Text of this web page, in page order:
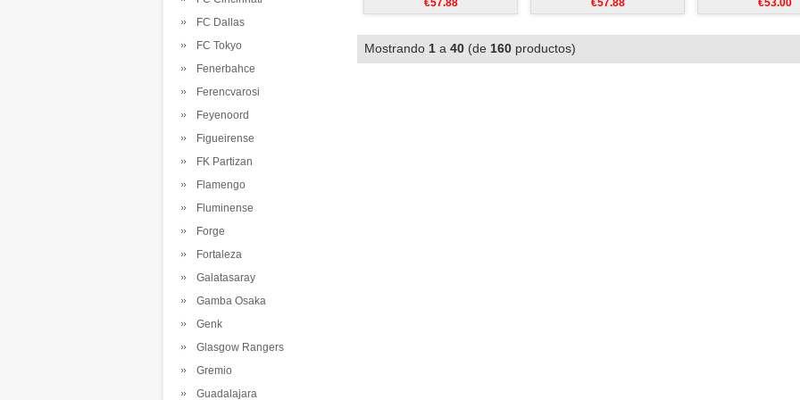
FC Dallas
FC Tokyo
Fenerbahce
Ferencvarosi
Feyenoord
Figueirense
FK Partizan
Flamengo
Fluminense
Forge
Fortaleza
Galatasaray
Gamba Osaka
Genk
Glasgow Rangers
Gremio
Guadalajara
€57.88 €57.88 €53.00
Mostrando 1 a 40 (de 160 productos)